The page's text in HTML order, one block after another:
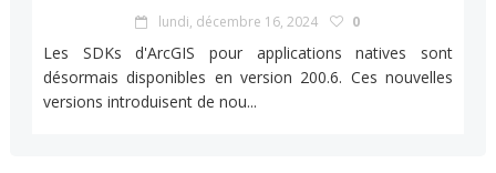
lundi, décembre 16, 2024 0
Les SDKs d'ArcGIS pour applications natives sont
désormais disponibles en version 200.6. Ces nouvelles
versions introduisent de nou...